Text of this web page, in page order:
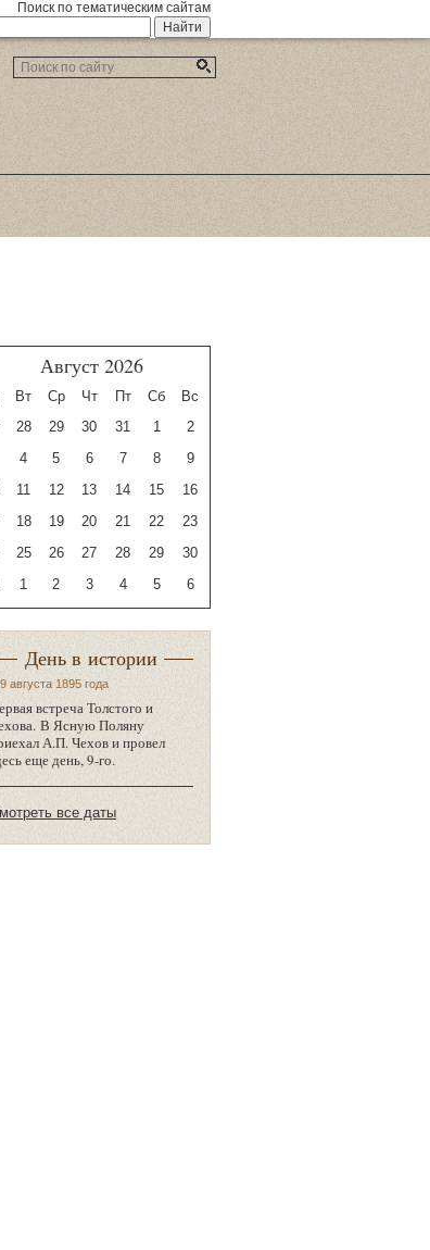
Поиск по тематическим сайтам
Август 2026
Вт Ср Чт Пт Сб
Вс
28 29 30 31 1
2
4 5 6 7 8
9
11 12 13 14 15
16
18 19 20 21 22
23
25 26 27 28 29
30
1 2 3 4 5 6
День в истории
августа 1895 года
встреча Толстого и
В Ясную Поляну
А.П. Чехов и провел
еще день, 9-го.
все даты